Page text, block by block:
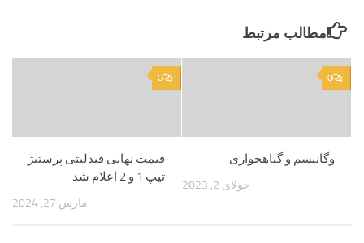
مطالب مرتبط
0
قیمت نهایی فیدلیتی پرستیژ
تیپ 1 و 2 اعلام شد
مارس 27, 2024
0
وگانیسم و گیاهخواری
جولای 2, 2023